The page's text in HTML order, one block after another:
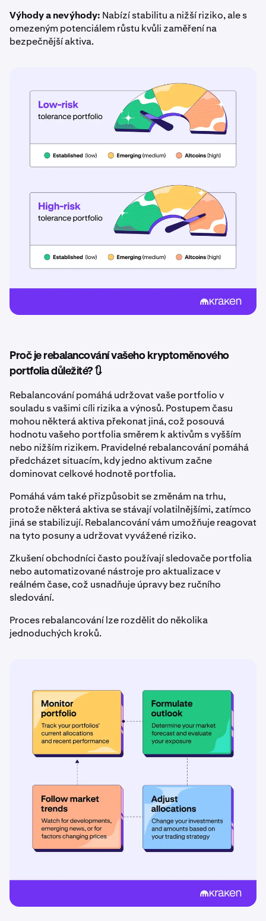
Výhody a nevýhody: Nabízí stabilitu a nižší riziko, ale s
omezeným potenciálem růstu kvůli zaměření na
bezpečnější aktiva.
Proč je rebalancování vašeho kryptoměnového
portfolia důležité? 🔃
Rebalancování pomáhá udržovat vaše portfolio v
souladu s vašimi cíli rizika a výnosů. Postupem času
mohou některá aktiva překonat jiná, což posouvá
hodnotu vašeho portfolia směrem k aktivům s vyšším
nebo nižším rizikem. Pravidelné rebalancování pomáhá
předcházet situacím, kdy jedno aktivum začne
dominovat celkové hodnotě portfolia.
Pomáhá vám také přizpůsobit se změnám na trhu,
protože některá aktiva se stávají volatilnějšími, zatímco
jiná se stabilizují. Rebalancování vám umožňuje reagovat
na tyto posuny a udržovat vyvážené riziko.
Zkušení obchodníci často používají sledovače portfolia
nebo automatizované nástroje pro aktualizace v
reálném čase, což usnadňuje úpravy bez ručního
sledování.
Proces rebalancování lze rozdělit do několika
jednoduchých kroků.